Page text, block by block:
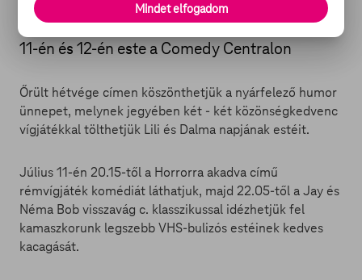
Bevállalós vígjátékok kerülnek adásba július
11-én és 12-én este a Comedy Centralon
Őrült hétvége címen köszönthetjük a nyárfelező humor
ünnepet, melynek jegyében két - két közönségkedvenc
vígjátékkal tölthetjük Lili és Dalma napjának estéit.
Július 11-én 20.15-től a Horrorra akadva című
rémvígjáték komédiát láthatjuk, majd 22.05-től a Jay és
Néma Bob visszavág c. klasszikussal idézhetjük fel
kamaszkorunk legszebb VHS-bulizós estéinek kedves
kacagását.
Mindet elfogadom